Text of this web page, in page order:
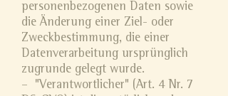
personenbezogenen Daten sowie
die Änderung einer Ziel- oder
Zweckbestimmung, die einer
Datenverarbeitung ursprünglich
zugrunde gelegt wurde.
– "Verantwortlicher" (Art. 4 Nr. 7